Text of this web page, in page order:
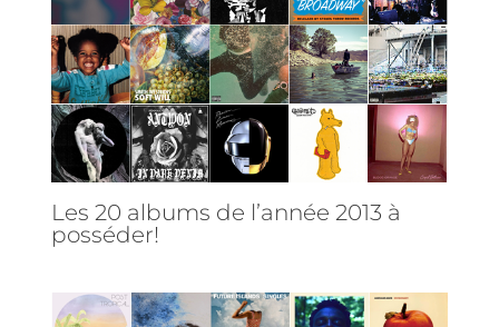
Les 20 albums de l’année 2013 à
posséder!